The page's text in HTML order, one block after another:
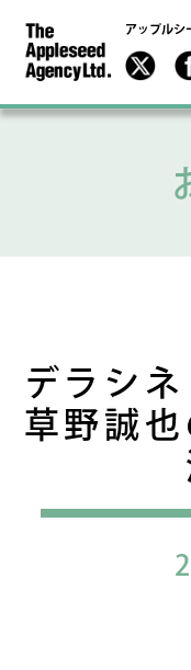
アップルシ
デラシ
草野誠